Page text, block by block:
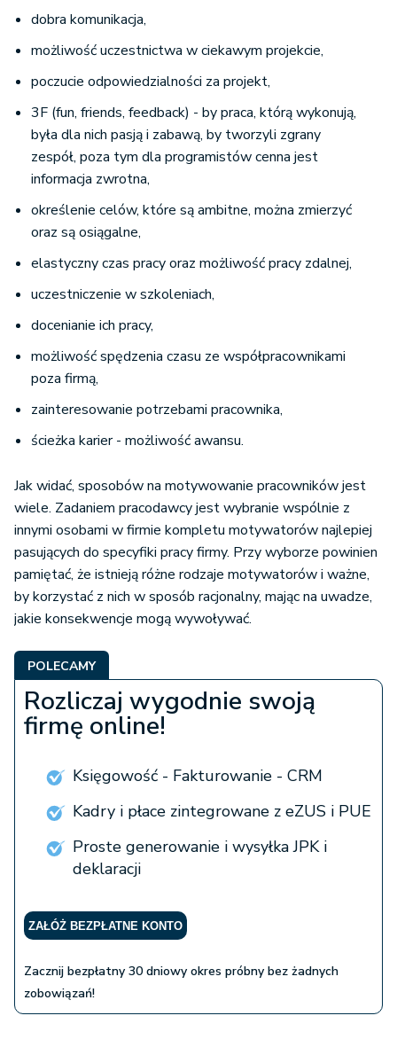
dobra komunikacja,
możliwość uczestnictwa w ciekawym projekcie,
poczucie odpowiedzialności za projekt,
3F (fun, friends, feedback) - by praca, którą wykonują,
była dla nich pasją i zabawą, by tworzyli zgrany
zespół, poza tym dla programistów cenna jest
informacja zwrotna,
określenie celów, które są ambitne, można zmierzyć
oraz są osiągalne,
elastyczny czas pracy oraz możliwość pracy zdalnej,
uczestniczenie w szkoleniach,
docenianie ich pracy,
możliwość spędzenia czasu ze współpracownikami
poza firmą,
zainteresowanie potrzebami pracownika,
ścieżka karier - możliwość awansu.
Jak widać, sposobów na motywowanie pracowników jest
wiele. Zadaniem pracodawcy jest wybranie wspólnie z
innymi osobami w firmie kompletu motywatorów najlepiej
pasujących do specyfiki pracy firmy. Przy wyborze powinien
pamiętać, że istnieją różne rodzaje motywatorów i ważne,
by korzystać z nich w sposób racjonalny, mając na uwadze,
jakie konsekwencje mogą wywoływać.
POLECAMY
Rozliczaj wygodnie swoją
firmę online!
Księgowość - Fakturowanie - CRM
Kadry i płace zintegrowane z eZUS i PUE
Proste generowanie i wysyłka JPK i
deklaracji
ZAŁÓŻ BEZPŁATNE KONTO
Zacznij bezpłatny 30 dniowy okres próbny bez żadnych
zobowiązań!